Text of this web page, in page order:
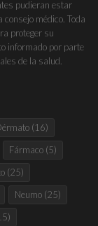
pudieran estar
médico. Toda
proteger su
informado por parte
de la salud.
(16)
Fármaco (5)
(25)
Neumo (25)